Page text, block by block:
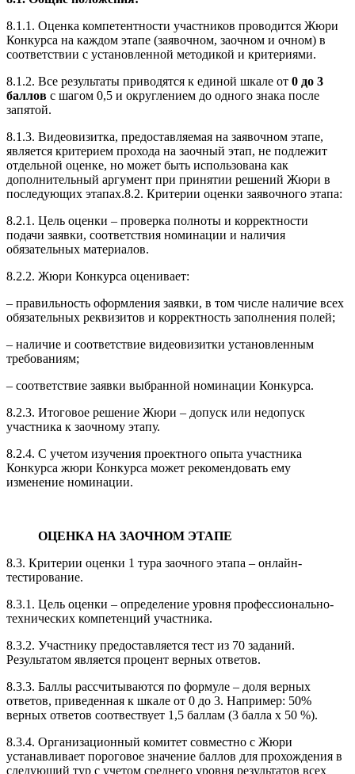
8.1.1. Оценка компетентности участников проводится Жюри
Конкурса на каждом этапе (заявочном, заочном и очном) в
соответствии с установленной методикой и критериями.
8.1.2. Все результаты приводятся к единой шкале от 0 до 3
баллов с шагом 0,5 и округлением до одного знака после
запятой.
8.1.3. Видеовизитка, предоставляемая на заявочном этапе,
является критерием прохода на заочный этап, не подлежит
отдельной оценке, но может быть использована как
дополнительный аргумент при принятии решений Жюри в
последующих этапах.8.2. Критерии оценки заявочного этапа:
8.2.1. Цель оценки – проверка полноты и корректности
подачи заявки, соответствия номинации и наличия
обязательных материалов.
8.2.2. Жюри Конкурса оценивает:
– правильность оформления заявки, в том числе наличие всех
обязательных реквизитов и корректность заполнения полей;
– наличие и соответствие видеовизитки установленным
требованиям;
– соответствие заявки выбранной номинации Конкурса.
8.2.3. Итоговое решение Жюри – допуск или недопуск
участника к заочному этапу.
8.2.4. С учетом изучения проектного опыта участника
Конкурса жюри Конкурса может рекомендовать ему
изменение номинации.
ОЦЕНКА НА ЗАОЧНОМ ЭТАПЕ
8.3. Критерии оценки 1 тура заочного этапа – онлайн-
тестирование.
8.3.1. Цель оценки – определение уровня профессионально-
технических компетенций участника.
8.3.2. Участнику предоставляется тест из 70 заданий.
Результатом является процент верных ответов.
8.3.3. Баллы рассчитываются по формуле – доля верных
ответов, приведенная к шкале от 0 до 3. Например: 50%
верных ответов соотвествует 1,5 баллам (3 балла х 50 %).
8.3.4. Организационный комитет совместно с Жюри
устанавливает пороговое значение баллов для прохождения в
следующий тур с учетом среднего уровня результатов всех